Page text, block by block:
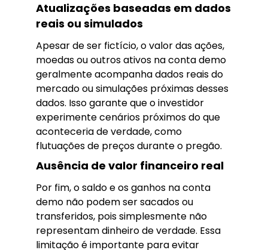
Atualizações baseadas em dados
reais ou simulados
Apesar de ser fictício, o valor das ações,
moedas ou outros ativos na conta demo
geralmente acompanha dados reais do
mercado ou simulações próximas desses
dados. Isso garante que o investidor
experimente cenários próximos do que
aconteceria de verdade, como
flutuações de preços durante o pregão.
Ausência de valor financeiro real
Por fim, o saldo e os ganhos na conta
demo não podem ser sacados ou
transferidos, pois simplesmente não
representam dinheiro de verdade. Essa
limitação é importante para evitar